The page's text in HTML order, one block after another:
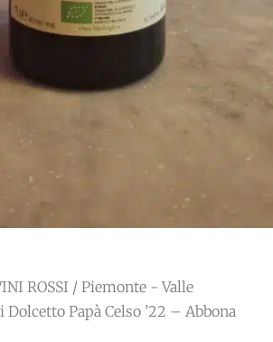
ROSSI / Piemonte - Valle
Dolcetto Papà Celso ’22 – Abbona